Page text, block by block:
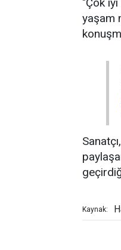
yaşam
Kaynak: